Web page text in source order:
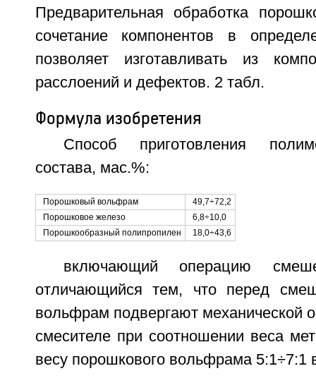
Предварительная обработка
сочетание компонентов в
позволяет изготавливать из
расслоений и дефектов. 2 табл.
Формула изобретения
Способ приготовления
состава, мас.%:
Порошковый вольфрам
49,7÷72,2
Порошковое железо
6,8÷10,0
Порошкообразный полипропилен
18,0÷43,6
включающий операцию
отличающийся тем, что перед
вольфрам подвергают механической
смесителе при соотношении веса
весу порошкового вольфрама 5:1÷7:1